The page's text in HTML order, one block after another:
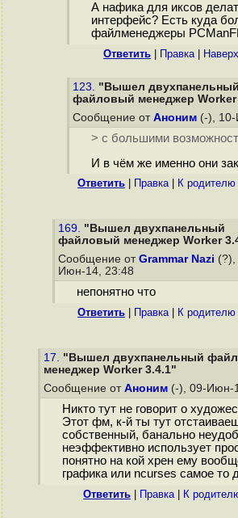
А нафика для иксов
интерфейс? Есть куда
файлменеджеры
Ответить Правка| Наверх
123. "Вышел двухпанельный
файловый менеджер Worker
Сообщение от Аноним (-),
> с большими
И в чём же именно они
Ответить Правка| К родителю
169. "Вышел двухпанельный
файловый менеджер Worker
Сообщение от Grammar Nazi (?),
Июн-14, 23:48
непонятно что
Ответить Правка| К родителю
17. "Вышел двухпанельный
менеджер Worker 3.4.1"
Сообщение от Аноним (-), 09-Июн-
Никто тут не говорит о
Этот фм, к-й ты тут
собственный, банально
неэффективно использует
понятно на кой хрен ему
графика или ncurses самое то
Ответить Правка| К